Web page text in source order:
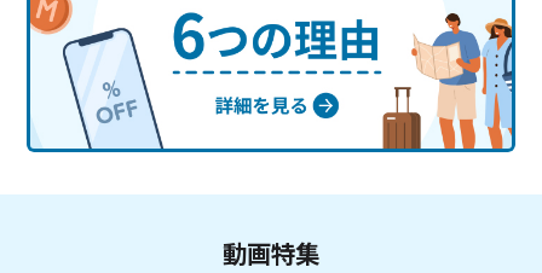
動画特集